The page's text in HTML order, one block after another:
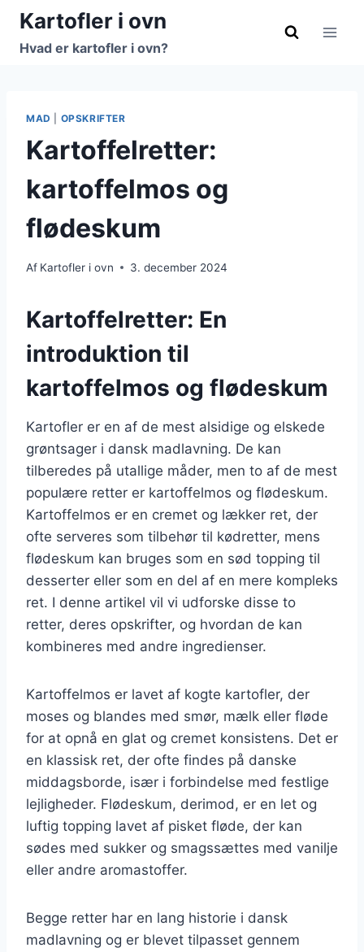
Fortsæt
indhold
Kartofler i ovn
Hvad er kartofler i ovn?
MAD OPSKRIFTER
Kartoffelretter:
kartoffelmos og
flødeskum
Af Kartofler i ovn 3. december 2024
Kartoffelretter: En
introduktion til
kartoffelmos og flødeskum
Kartofler er en af de mest alsidige og elskede
grøntsager i dansk madlavning. De kan
tilberedes på utallige måder, men to af de mest
populære retter er kartoffelmos og flødeskum.
Kartoffelmos er en cremet og lækker ret, der
ofte serveres som tilbehør til kødretter, mens
flødeskum kan bruges som en sød topping til
desserter eller som en del af en mere kompleks
ret. I denne artikel vil vi udforske disse to
retter, deres opskrifter, og hvordan de kan
kombineres med andre ingredienser.
Kartoffelmos er lavet af kogte kartofler, der
moses og blandes med smør, mælk eller fløde
for at opnå en glat og cremet konsistens. Det er
en klassisk ret, der ofte findes på danske
middagsborde, især i forbindelse med festlige
lejligheder. Flødeskum, derimod, er en let og
luftig topping lavet af pisket fløde, der kan
sødes med sukker og smagssættes med vanilje
eller andre aromastoffer.
Begge retter har en lang historie i dansk
madlavning og er blevet tilpasset gennem